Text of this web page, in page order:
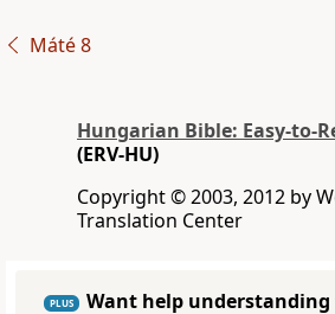
Máté 8
Hungarian Bible: Easy-to-
(ERV-HU)
Copyright © 2003, 2012 by
Translation Center
PLUS
Want help understanding